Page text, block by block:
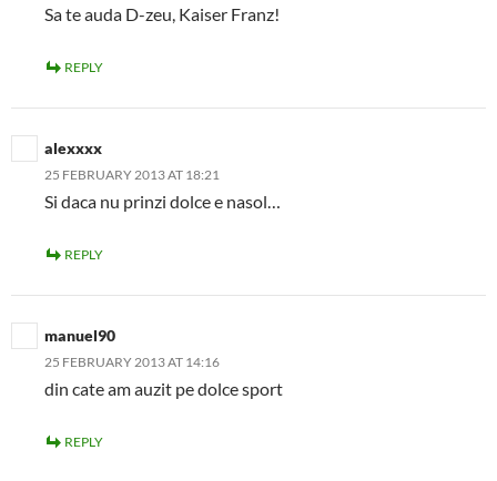
Sa te auda D-zeu, Kaiser Franz!
REPLY
alexxxx
25 FEBRUARY 2013 AT 18:21
Si daca nu prinzi dolce e nasol…
REPLY
manuel90
25 FEBRUARY 2013 AT 14:16
din cate am auzit pe dolce sport
REPLY